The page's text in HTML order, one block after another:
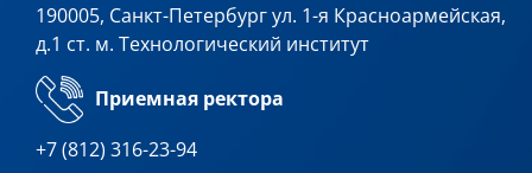
190005, Санкт-Петербург ул. 1-я Красноармейская,
д.1 ст. м. Технологический институт
Приемная ректора
+7 (812) 316-23-94